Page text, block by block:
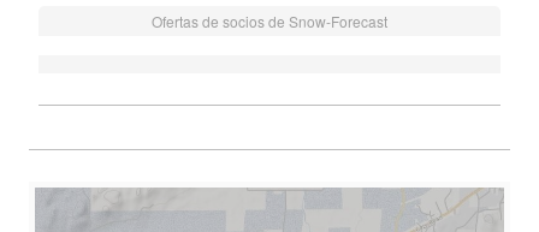
Ofertas de socios de Snow-Forecast